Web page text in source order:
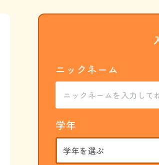
ニックネーム
学年